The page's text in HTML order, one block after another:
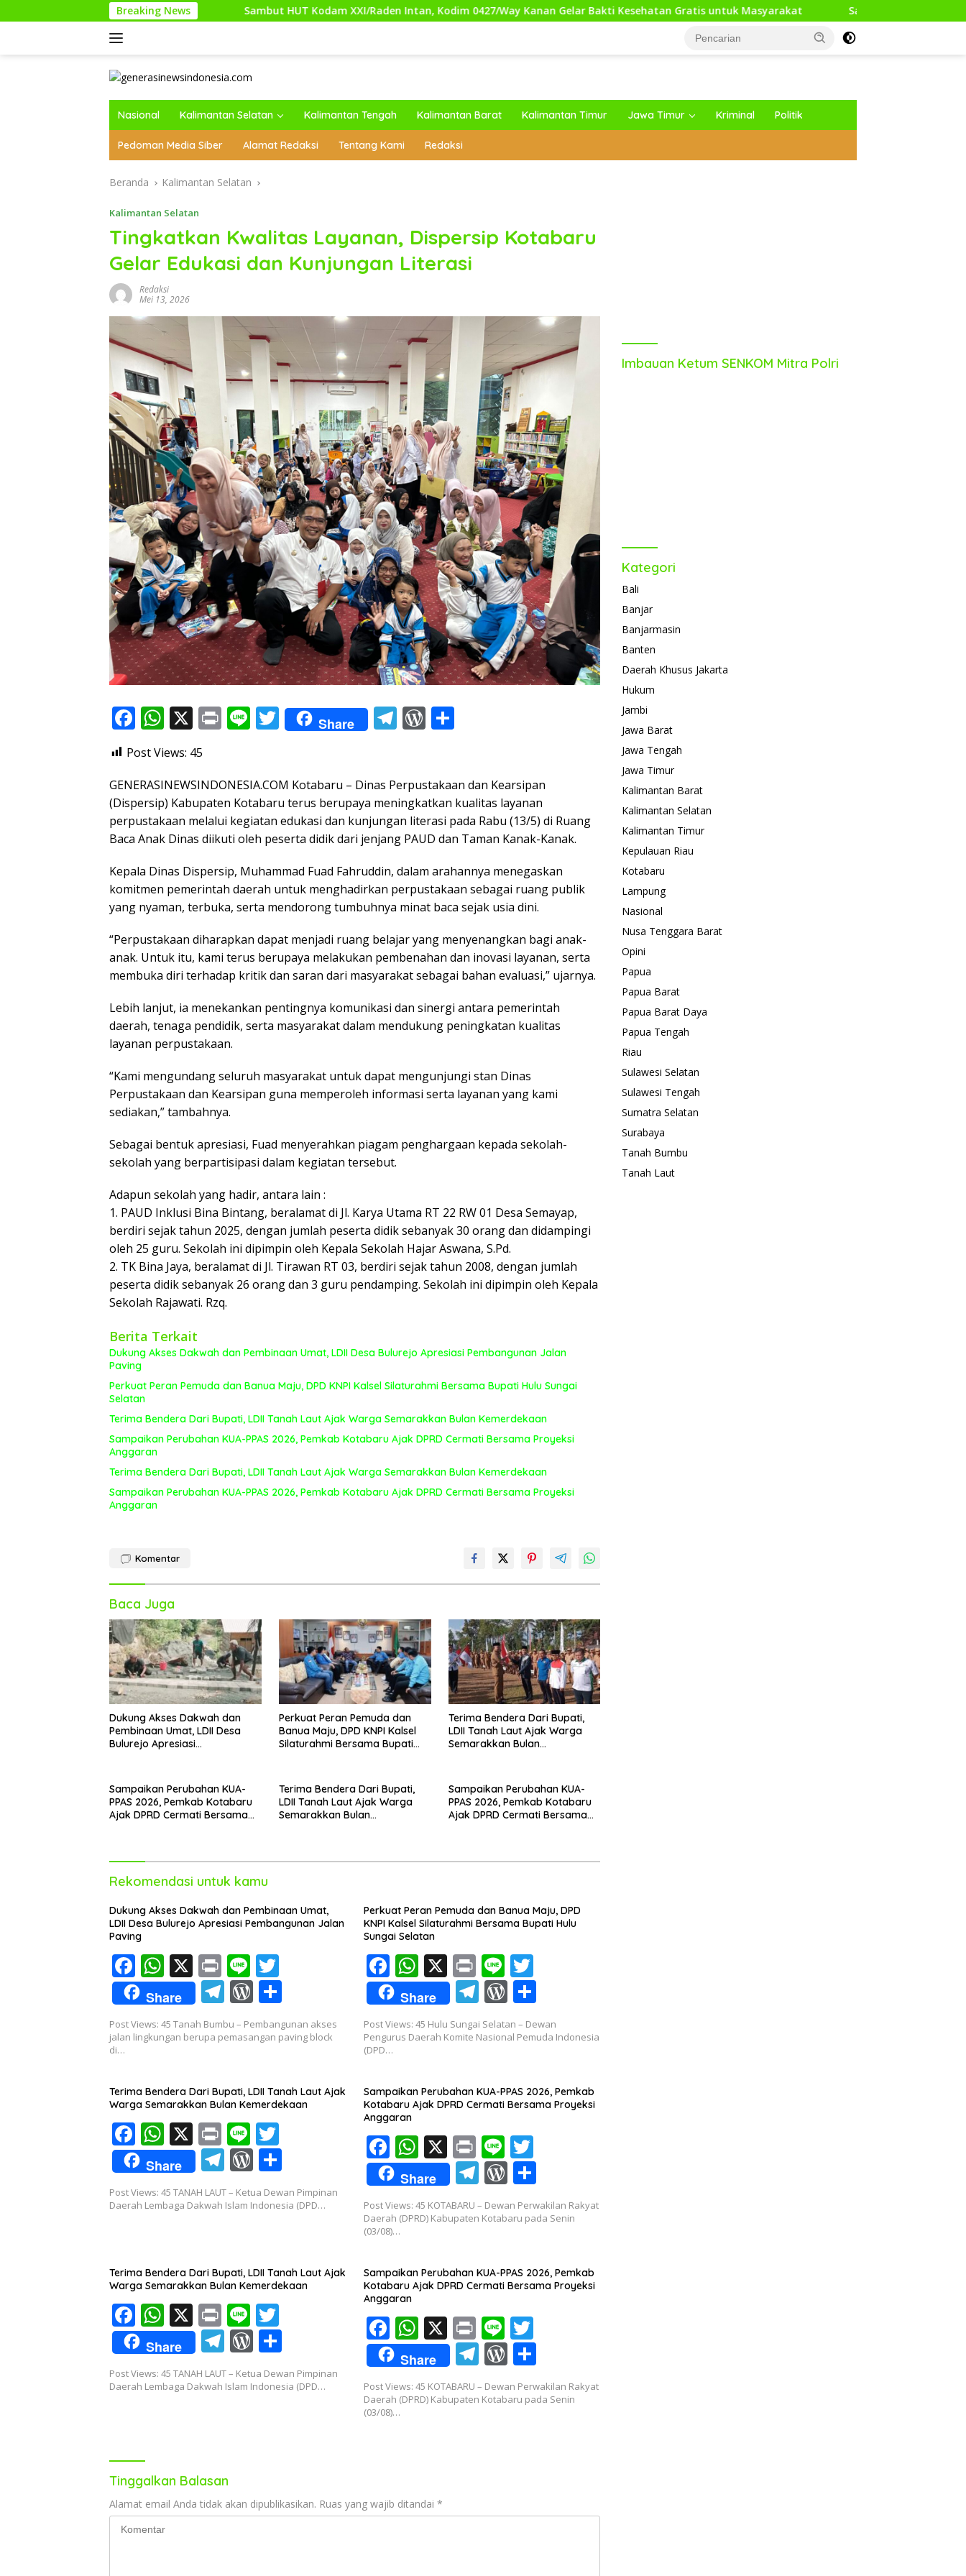
ke
Breaking News
Sambut HUT Kodam XXI/Raden Intan, Kodim 0427/Way Kanan Gelar Bakti Kesehatan Gratis untuk Masyarakat Sambut HUT RI Ke-81, Media Generasi
Nasional Kalimantan Selatan Kalimantan Tengah Kalimantan Barat Kalimantan Timur Jawa Timur Kriminal Politik
Pedoman Media Siber Alamat Redaksi Tentang Kami Redaksi
Beranda Kalimantan Selatan
Kalimantan Selatan
Tingkatkan Kwalitas Layanan, Dispersip Kotabaru
Gelar Edukasi dan Kunjungan Literasi
Redaksi
Mei 13, 2026
F
ac
e
b
o
o
W
at
s
A
p
X Pr Li T
w
er
Share T
gr
a
m
W
Pr
e
ss
e
Post Views: 45
GENERASINEWSINDONESIA.COM Kotabaru – Dinas Perpustakaan dan Kearsipan
(Dispersip) Kabupaten Kotabaru terus berupaya meningkatkan kualitas layanan
perpustakaan melalui kegiatan edukasi dan kunjungan literasi pada Rabu (13/5) di Ruang
Baca Anak Dinas diikuti oleh peserta didik dari jenjang PAUD dan Taman Kanak-Kanak.
Kepala Dinas Dispersip, Muhammad Fuad Fahruddin, dalam arahannya menegaskan
komitmen pemerintah daerah untuk menghadirkan perpustakaan sebagai ruang publik
yang nyaman, terbuka, serta mendorong tumbuhnya minat baca sejak usia dini.
“Perpustakaan diharapkan dapat menjadi ruang belajar yang menyenangkan bagi anak-
anak. Untuk itu, kami terus berupaya melakukan pembenahan dan inovasi layanan, serta
membuka diri terhadap kritik dan saran dari masyarakat sebagai bahan evaluasi,” ujarnya.
Lebih lanjut, ia menekankan pentingnya komunikasi dan sinergi antara pemerintah
daerah, tenaga pendidik, serta masyarakat dalam mendukung peningkatan kualitas
layanan perpustakaan.
“Kami mengundang seluruh masyarakat untuk dapat mengunjungi stan Dinas
Perpustakaan dan Kearsipan guna memperoleh informasi serta layanan yang kami
sediakan,” tambahnya.
Sebagai bentuk apresiasi, Fuad menyerahkan piagam penghargaan kepada sekolah-
sekolah yang berpartisipasi dalam kegiatan tersebut.
Adapun sekolah yang hadir, antara lain :
1. PAUD Inklusi Bina Bintang, beralamat di Jl. Karya Utama RT 22 RW 01 Desa Semayap,
berdiri sejak tahun 2025, dengan jumlah peserta didik sebanyak 30 orang dan didampingi
oleh 25 guru. Sekolah ini dipimpin oleh Kepala Sekolah Hajar Aswana, S.Pd.
2. TK Bina Jaya, beralamat di Jl. Tirawan RT 03, berdiri sejak tahun 2008, dengan jumlah
peserta didik sebanyak 26 orang dan 3 guru pendamping. Sekolah ini dipimpin oleh Kepala
Sekolah Rajawati. Rzq.
Berita Terkait
Dukung Akses Dakwah dan Pembinaan Umat, LDII Desa Bulurejo Apresiasi Pembangunan Jalan
Paving
Perkuat Peran Pemuda dan Banua Maju, DPD KNPI Kalsel Silaturahmi Bersama Bupati Hulu Sungai
Selatan
Terima Bendera Dari Bupati, LDII Tanah Laut Ajak Warga Semarakkan Bulan Kemerdekaan
Sampaikan Perubahan KUA-PPAS 2026, Pemkab Kotabaru Ajak DPRD Cermati Bersama Proyeksi
Anggaran
Terima Bendera Dari Bupati, LDII Tanah Laut Ajak Warga Semarakkan Bulan Kemerdekaan
Sampaikan Perubahan KUA-PPAS 2026, Pemkab Kotabaru Ajak DPRD Cermati Bersama Proyeksi
Anggaran
Komentar
Baca Juga
Dukung Akses Dakwah dan
Pembinaan Umat, LDII Desa
Bulurejo Apresiasi
Perkuat Peran Pemuda dan
Banua Maju, DPD KNPI Kalsel
Silaturahmi Bersama Bupati
Terima Bendera Dari Bupati,
LDII Tanah Laut Ajak Warga
Semarakkan Bulan
Sampaikan Perubahan KUA-
PPAS 2026, Pemkab Kotabaru
Ajak DPRD Cermati Bersama
Terima Bendera Dari Bupati,
LDII Tanah Laut Ajak Warga
Semarakkan Bulan
Sampaikan Perubahan KUA-
PPAS 2026, Pemkab Kotabaru
Ajak DPRD Cermati Bersama
Rekomendasi untuk kamu
Dukung Akses Dakwah dan Pembinaan Umat,
LDII Desa Bulurejo Apresiasi Pembangunan Jalan
Paving
F
ac
e
b
o
k
W
h
at
s
p
p
X Pr
in
t
Li
n
e
w
itt
er
Share T
el
e
a
m
W
or
d
e
ss
h
ar
Post Views: 45 Tanah Bumbu – Pembangunan akses
jalan lingkungan berupa pemasangan paving block
di…
Perkuat Peran Pemuda dan Banua Maju, DPD
KNPI Kalsel Silaturahmi Bersama Bupati Hulu
Sungai Selatan
F
ac
e
b
o
o
k
W
h
at
s
p
p
X Pr
in
t
Li
n
e
T
w
itt
er
Share T
el
e
a
m
W
or
d
e
ss
S
h
ar
Post Views: 45 Hulu Sungai Selatan – Dewan
Pengurus Daerah Komite Nasional Pemuda Indonesia
(DPD…
Terima Bendera Dari Bupati, LDII Tanah Laut Ajak
Warga Semarakkan Bulan Kemerdekaan
F
ac
e
b
k
W
h
at
s
p
X Pr
in
t
Li
n
e
w
itt
er
Share T
el
e
m
W
or
d
ss
h
ar
Post Views: 45 TANAH LAUT – Ketua Dewan Pimpinan
Daerah Lembaga Dakwah Islam Indonesia (DPD…
Sampaikan Perubahan KUA-PPAS 2026, Pemkab
Kotabaru Ajak DPRD Cermati Bersama Proyeksi
Anggaran
F
ac
e
b
o
o
k
W
h
at
s
p
p
X Pr
in
t
Li
n
e
T
w
itt
er
Share T
el
e
a
m
W
or
d
e
ss
S
h
ar
Post Views: 45 KOTABARU – Dewan Perwakilan Rakyat
Daerah (DPRD) Kabupaten Kotabaru pada Senin
(03/08)…
Terima Bendera Dari Bupati, LDII Tanah Laut Ajak
Warga Semarakkan Bulan Kemerdekaan
F
ac
e
b
k
W
h
at
s
X Pr
in
t
Li
n
e
w
itt
er
Share T
el
e
W
or
d
h
ar
Post Views: 45 TANAH LAUT – Ketua Dewan Pimpinan
Daerah Lembaga Dakwah Islam Indonesia (DPD…
Sampaikan Perubahan KUA-PPAS 2026, Pemkab
Kotabaru Ajak DPRD Cermati Bersama Proyeksi
Anggaran
F
ac
e
b
o
W
h
at
s
X Pr
in
t
Li
n
e
T
w
itt
er
Share T
el
e
W
or
d
S
h
ar
Post Views: 45 ​KOTABARU – Dewan Perwakilan Rakyat
Daerah (DPRD) Kabupaten Kotabaru pada Senin
(03/08)…
Tinggalkan Balasan
Alamat email Anda tidak akan dipublikasikan. Ruas yang wajib ditandai *
Imbauan Ketum SENKOM Mitra Polri
Kategori
Bali
Banjar
Banjarmasin
Banten
Daerah Khusus Jakarta
Hukum
Jambi
Jawa Barat
Jawa Tengah
Jawa Timur
Kalimantan Barat
Kalimantan Selatan
Kalimantan Timur
Kepulauan Riau
Kotabaru
Lampung
Nasional
Nusa Tenggara Barat
Opini
Papua
Papua Barat
Papua Barat Daya
Papua Tengah
Riau
Sulawesi Selatan
Sulawesi Tengah
Sumatra Selatan
Surabaya
Tanah Bumbu
Tanah Laut